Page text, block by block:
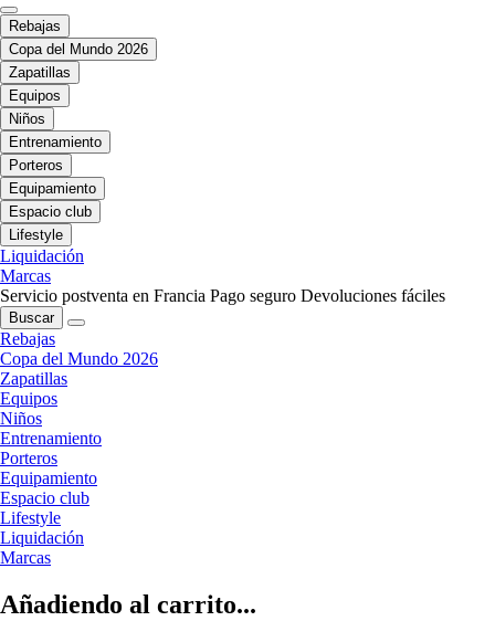
Rebajas
Copa del Mundo 2026
Zapatillas
Equipos
Niños
Entrenamiento
Porteros
Equipamiento
Espacio club
Lifestyle
Liquidación
Marcas
Servicio postventa en Francia Pago seguro Devoluciones fáciles
Buscar
Rebajas
Copa del Mundo 2026
Zapatillas
Equipos
Niños
Entrenamiento
Porteros
Equipamiento
Espacio club
Lifestyle
Liquidación
Marcas
Añadiendo al carrito...